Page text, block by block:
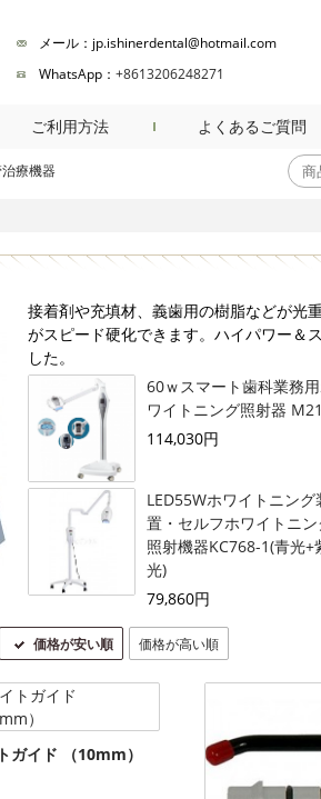
メール：jp.ishinerdental@hotmail.com
WhatsApp： +8613206248271
ご利用方法 よくあるご質問
療機器商品検索
接着剤や充填材、義歯用の樹脂などが光
がスピード硬化できます。ハイパワー＆
した。
60ｗスマート歯科業務
ワイトニング照射器
114,030円
LED55Wホワイトニング
置・セルフホワイトニ
照射機器KC768-1(青光+
光)
79,860円
価格が安い順 価格が高い順
ガイド （10mm）